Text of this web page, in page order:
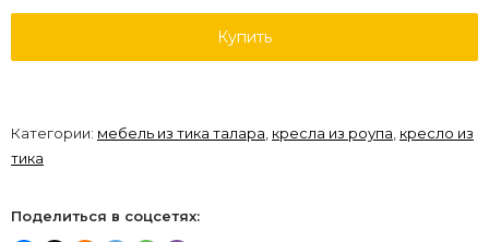
Купить
Категории: мебель из тика талара, кресла из роупа, кресло из
тика
Поделиться в соцсетях: